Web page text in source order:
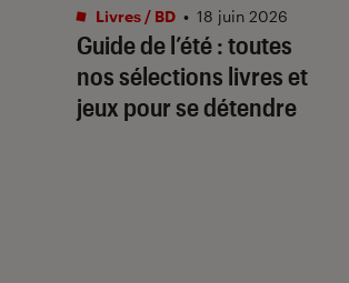
Guide de l’été : toutes
nos sélections livres et
jeux pour se détendre
Livres / BD • 18 juin 2026